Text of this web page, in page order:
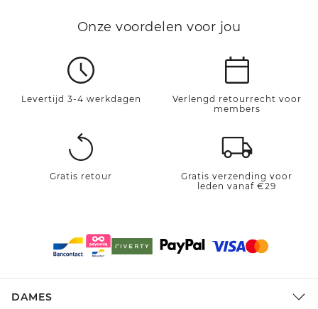
Onze voordelen voor jou
Levertijd 3-4 werkdagen
Verlengd retourrecht voor
members
Gratis retour
Gratis verzending voor
leden vanaf €29
DAMES